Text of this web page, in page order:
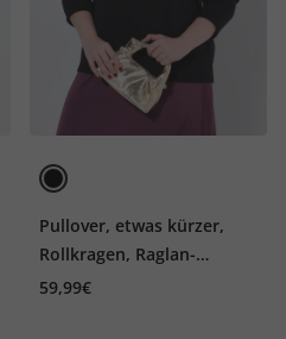
Pullover, etwas kürzer,
Rollkragen, Raglan-
Langarm
59,99€